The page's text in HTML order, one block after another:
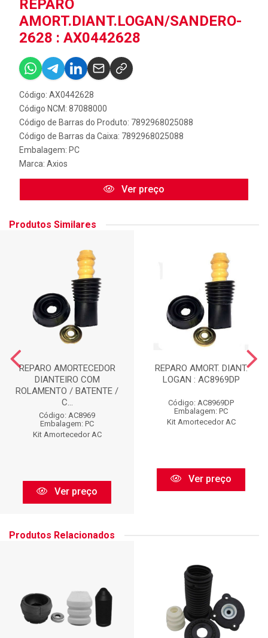
REPARO
AMORT.DIANT.LOGAN/SANDERO-
2628 : AX0442628
Código: AX0442628
Código NCM: 87088000
Código de Barras do Produto: 7892968025088
Código de Barras da Caixa: 7892968025088
Embalagem: PC
Marca: Axios
Ver preço
Produtos Similares
REPARO AMORTECEDOR
DIANTEIRO COM
ROLAMENTO / BATENTE /
C...
Código: AC8969
Embalagem: PC
Kit Amortecedor AC
Ver preço
REPARO AMORT. DIANT.
LOGAN : AC8969DP
Código: AC8969DP
Embalagem: PC
Kit Amortecedor AC
Ver preço
Produtos Relacionados